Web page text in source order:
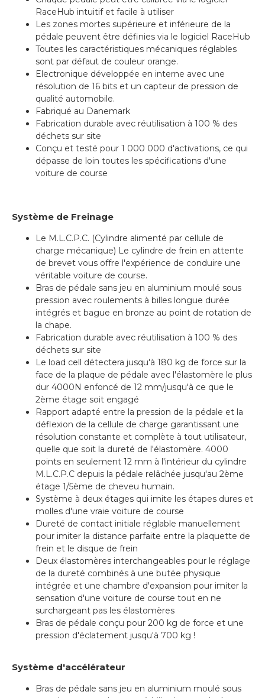
RaceHub intuitif et facile à utiliser
Les zones mortes supérieure et inférieure de la
pédale peuvent être définies via le logiciel RaceHub
Toutes les caractéristiques mécaniques réglables
sont par défaut de couleur orange.
Electronique développée en interne avec une
résolution de 16 bits et un capteur de pression de
qualité automobile.
Fabriqué au Danemark
Fabrication durable avec réutilisation à 100 % des
déchets sur site
Conçu et testé pour 1 000 000 d'activations, ce qui
dépasse de loin toutes les spécifications d'une
voiture de course
Système de Freinage
Le M.L.C.P.C. (Cylindre alimenté par cellule de
charge mécanique) Le cylindre de frein en attente
de brevet vous offre l'expérience de conduire une
véritable voiture de course.
Bras de pédale sans jeu en aluminium moulé sous
pression avec roulements à billes longue durée
intégrés et bague en bronze au point de rotation de
la chape.
Fabrication durable avec réutilisation à 100 % des
déchets sur site
Le load cell détectera jusqu'à 180 kg de force sur la
face de la plaque de pédale avec l'élastomère le plus
dur 4000N enfoncé de 12 mm/jusqu'à ce que le
2ème étage soit engagé
Rapport adapté entre la pression de la pédale et la
déflexion de la cellule de charge garantissant une
résolution constante et complète à tout utilisateur,
quelle que soit la dureté de l'élastomère. 4000
points en seulement 12 mm à l'intérieur du cylindre
M.L.C.P.C depuis la pédale relâchée jusqu'au 2ème
étage 1/5ème de cheveu humain.
Système à deux étages qui imite les étapes dures et
molles d'une vraie voiture de course
Dureté de contact initiale réglable manuellement
pour imiter la distance parfaite entre la plaquette de
frein et le disque de frein
Deux élastomères interchangeables pour le réglage
de la dureté combinés à une butée physique
intégrée et une chambre d'expansion pour imiter la
sensation d'une voiture de course tout en ne
surchargeant pas les élastomères
Bras de pédale conçu pour 200 kg de force et une
pression d'éclatement jusqu'à 700 kg !
Système d'accélérateur
Bras de pédale sans jeu en aluminium moulé sous